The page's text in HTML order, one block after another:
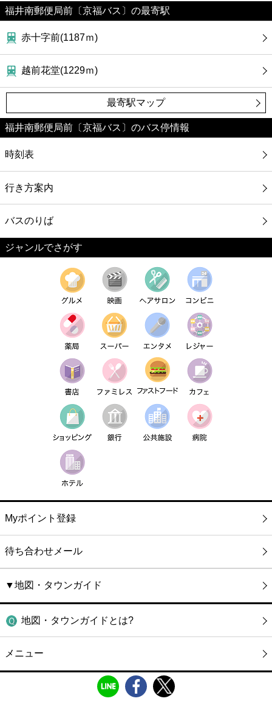
福井南郵便局前〔京福バス〕の最寄駅
赤十字前(1187ｍ)
越前花堂(1229ｍ)
最寄駅マップ
福井南郵便局前〔京福バス〕のバス停情報
時刻表
行き方案内
バスのりば
ジャンルでさがす
Myポイント登録
待ち合わせメール
▼地図・タウンガイド
地図・タウンガイドとは?
メニュー